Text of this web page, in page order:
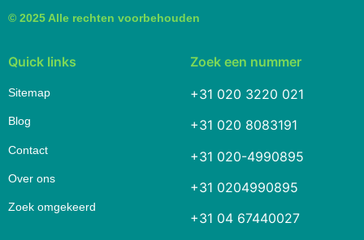
© 2025 Alle rechten voorbehouden
Quick links
Sitemap
Blog
Contact
Over ons
Zoek omgekeerd
Zoek een nummer
+31 020 3220 021
+31 020 8083191
+31 020-4990895
+31 0204990895
+31 04 67440027